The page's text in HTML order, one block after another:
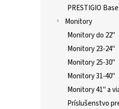
PRESTIGIO Base
Monitory
Monitory do 22"
Monitory 23-24"
Monitory 25-30"
Monitory 31-40"
Monitory 41" a
Príslušenstvo